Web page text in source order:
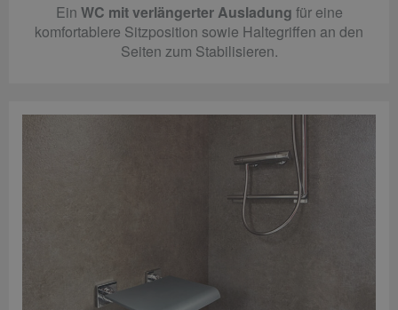
Ein WC mit verlängerter Ausladung für eine
komfortablere Sitzposition sowie Haltegriffen an den
Seiten zum Stabilisieren.